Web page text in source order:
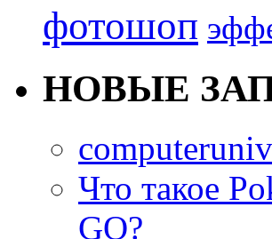
фотошоп
НОВЫЕ
Что такое
GO?